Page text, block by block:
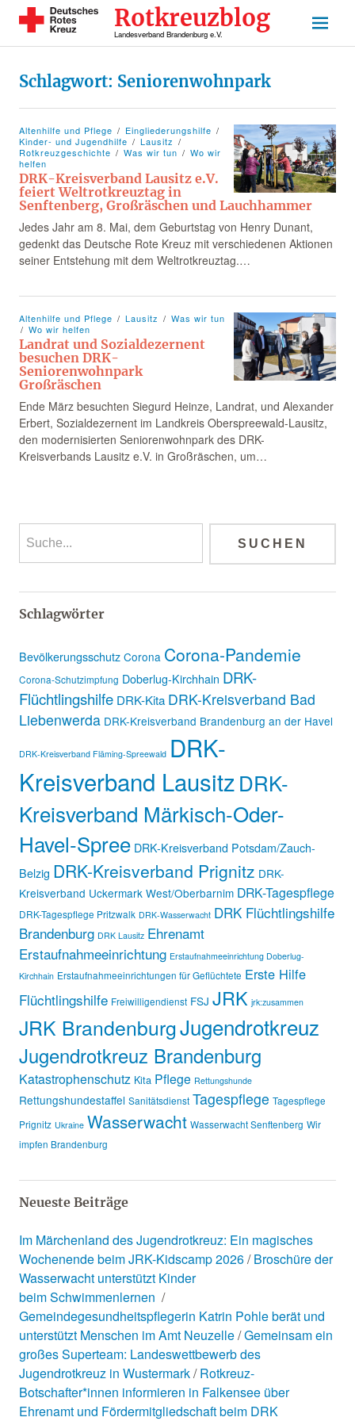
Rotkreuzblog
Landesverband Brandenburg e.V.
Schlagwort: Seniorenwohnpark
Altenhilfe und Pflege
Eingliederungshilfe
Kinder- und Jugendhilfe
Lausitz
Rotkreuzgeschichte
Was wir tun
Wo wir
helfen
DRK-Kreisverband Lausitz e.V.
feiert Weltrotkreuztag in
Senftenberg, Großräschen und Lauchhammer
Jedes Jahr am 8. Mai, dem Geburtstag von Henry Dunant,
gedenkt das Deutsche Rote Kreuz mit verschiedenen Aktionen
seiner Entstehung mit dem Weltrotkreuztag.…
Altenhilfe und Pflege Lausitz
Was wir tun
Wo wir helfen
Landrat und Sozialdezernent
besuchen DRK-
Seniorenwohnpark
Großräschen
Ende März besuchten Siegurd Heinze, Landrat, und Alexander
Erbert, Sozialdezernent im Landkreis Oberspreewald-Lausitz,
den modernisierten Seniorenwohnpark des DRK-
Kreisverbands Lausitz e.V. in Großräschen, um…
Schlagwörter
Bevölkerungsschutz Corona Corona-Pandemie
Corona-Schutzimpfung Doberlug-Kirchhain DRK-
Flüchtlingshilfe DRK-Kita DRK-Kreisverband Bad
Liebenwerda DRK-Kreisverband Brandenburg an der Havel
DRK-Kreisverband Fläming-Spreewald DRK-
Kreisverband LausitzDRK-
Kreisverband Märkisch-Oder-
Havel-Spree DRK-Kreisverband Potsdam/Zauch-
Belzig DRK-Kreisverband Prignitz DRK-
Kreisverband Uckermark West/Oberbarnim DRK-Tagespflege
DRK-Tagespflege Pritzwalk DRK-Wasserwacht DRK Flüchtlingshilfe
Brandenburg DRK Lausitz Ehrenamt
Erstaufnahmeeinrichtung Erstaufnahmeeinrichtung Doberlug-
Kirchhain Erstaufnahmeeinrichtungen für Geflüchtete Erste Hilfe
Flüchtlingshilfe Freiwilligendienst FSJ JRK jrk:zusammen
JRK BrandenburgJugendrotkreuz
Jugendrotkreuz Brandenburg
Katastrophenschutz Kita Pflege Rettungshunde
Rettungshundestaffel Sanitätsdienst Tagespflege Tagespflege
Prignitz Ukraine Wasserwacht Wasserwacht Senftenberg Wir
impfen Brandenburg
Neueste Beiträge
Im Märchenland des Jugendrotkreuz: Ein magisches
Wochenende beim JRK-Kidscamp 2026 Broschüre der
Wasserwacht unterstützt Kinder
beim Schwimmenlernen
Gemeindegesundheitspflegerin Katrin Pohle berät und
unterstützt Menschen im Amt Neuzelle Gemeinsam ein
großes Superteam: Landeswettbewerb des
Jugendrotkreuz in Wustermark Rotkreuz-
Botschafter*innen informieren in Falkensee über
Ehrenamt und Fördermitgliedschaft beim DRK